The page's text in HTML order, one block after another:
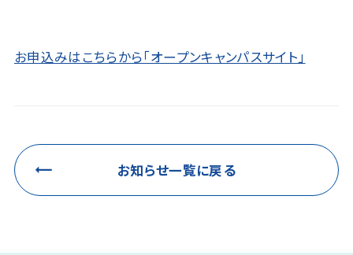
お申込みはこちらから「オープンキャンパスサイト」
お知らせ一覧に戻る